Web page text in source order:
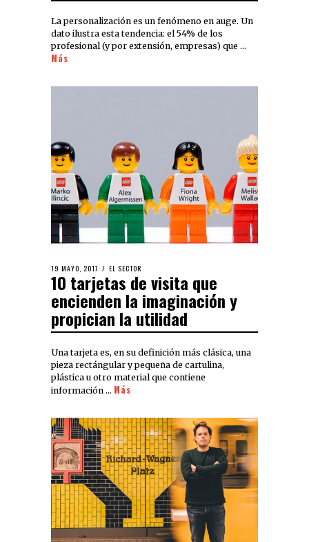
La personalización es un fenómeno en auge. Un
dato ilustra esta tendencia: el 54% de los
profesional (y por extensión, empresas) que …
Más
19 MAYO, 2017 EL SECTOR
10 tarjetas de visita que
encienden la imaginación y
propician la utilidad
Una tarjeta es, en su definición más clásica, una
pieza rectángular y pequeña de cartulina,
plástica u otro material que contiene
información … Más